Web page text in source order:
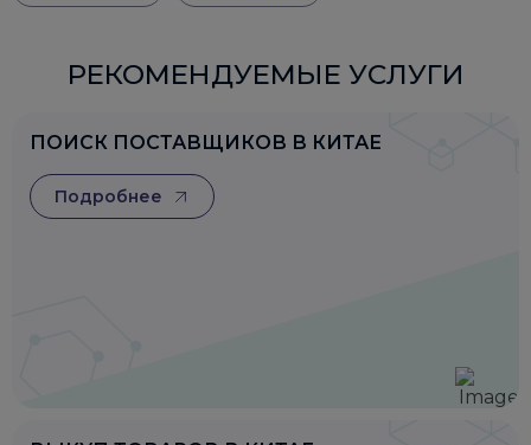
РЕКОМЕНДУЕМЫЕ УСЛУГИ
ПОИСК ПОСТАВЩИКОВ В КИТАЕ
Подробнее